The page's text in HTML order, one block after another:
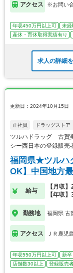
アクセス ※お問い
年収450万円以上可 未経
産休・育休取得実績有り
求人の詳細
更新日：2024年10月15日
正社員 ドラッグストア
ツルハドラッグ 古賀
シー西日本の登録販売
福岡県★ツルハ
OK】中国地方
給与
【月収
【年収
勤務地 福岡県 古
アクセス ＪＲ鹿児
年収550万円以上可 新卒
店舗数30以上
登録販売